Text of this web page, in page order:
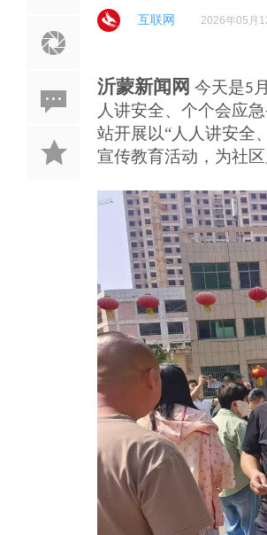
互联网 2026年05月
沂蒙新闻网 今天是5 月
人讲安全、个个会应急
站开展以“人人讲安全
宣传教育活动，为社